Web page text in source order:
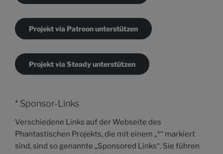
Projekt via Patreon unterstützen
Projekt via Steady unterstützen
* Sponsor-Links
Verschiedene Links auf der Webseite des
Phantastischen Projekts, die mit einem „*“ markiert
sind, sind so genannte „Sponsored Links“. Sie führen